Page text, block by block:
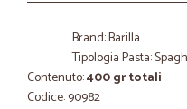
Brand: Barilla
Tipologia Pasta:
Contenuto:400 gr totali
Codice: 90982